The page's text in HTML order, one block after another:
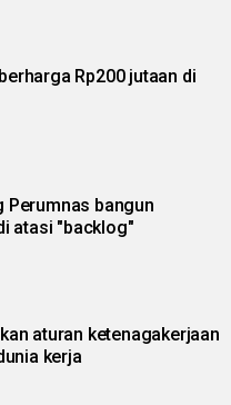
Rp200 jutaan di
Perumnas bangun
atasi "backlog"
aturan ketenagakerjaan
kerja